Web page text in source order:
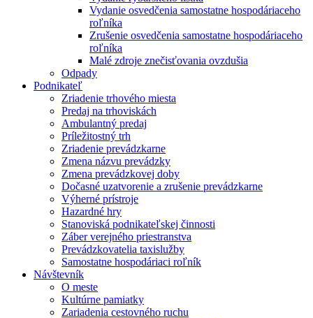
Vydanie osvedčenia samostatne hospodáriaceho
roľníka
Zrušenie osvedčenia samostatne hospodáriaceho
roľníka
Malé zdroje znečisťovania ovzdušia
Odpady
Podnikateľ
Zriadenie trhového miesta
Predaj na trhoviskách
Ambulantný predaj
Príležitostný trh
Zriadenie prevádzkarne
Zmena názvu prevádzky
Zmena prevádzkovej doby
Dočasné uzatvorenie a zrušenie prevádzkarne
Výherné prístroje
Hazardné hry
Stanoviská podnikateľskej činnosti
Záber verejného priestranstva
Prevádzkovatelia taxislužby
Samostatne hospodáriaci roľník
Návštevník
O meste
Kultúrne pamiatky
Zariadenia cestovného ruchu